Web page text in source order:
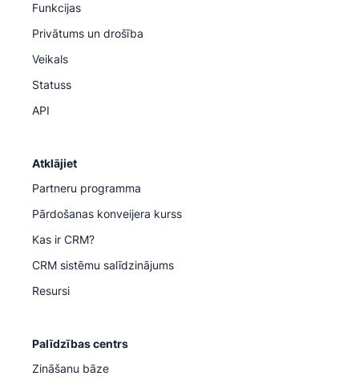
Funkcijas
Privātums un drošība
Veikals
Statuss
API
Atklājiet
Partneru programma
Pārdošanas konveijera kurss
Kas ir CRM?
CRM sistēmu salīdzinājums
Resursi
Palīdzības centrs
Zināšanu bāze